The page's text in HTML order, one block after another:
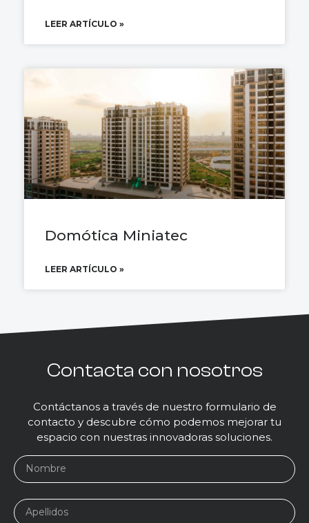
LEER ARTÍCULO »
Domótica Miniatec
LEER ARTÍCULO »
Contacta con nosotros
Contáctanos a través de nuestro formulario de
contacto y descubre cómo podemos mejorar tu
espacio con nuestras innovadoras soluciones.